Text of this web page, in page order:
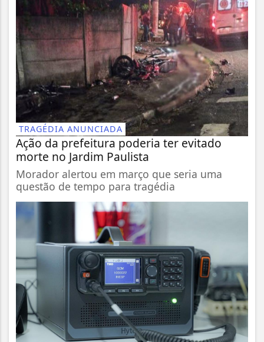
TRAGÉDIA ANUNCIADA
Ação da prefeitura poderia ter evitado
morte no Jardim Paulista
Morador alertou em março que seria uma
questão de tempo para tragédia